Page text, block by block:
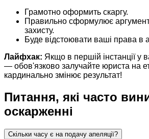
Грамотно оформить скаргу.
Правильно сформулює
захисту.
Буде відстоювати ваші права в
Лайфхак: Якщо в першій інстанції у
— обов'язково залучайте юриста на
кардинально змінює результат!
Питання, які часто
оскарженні
Скільки часу є на подачу апеляції?